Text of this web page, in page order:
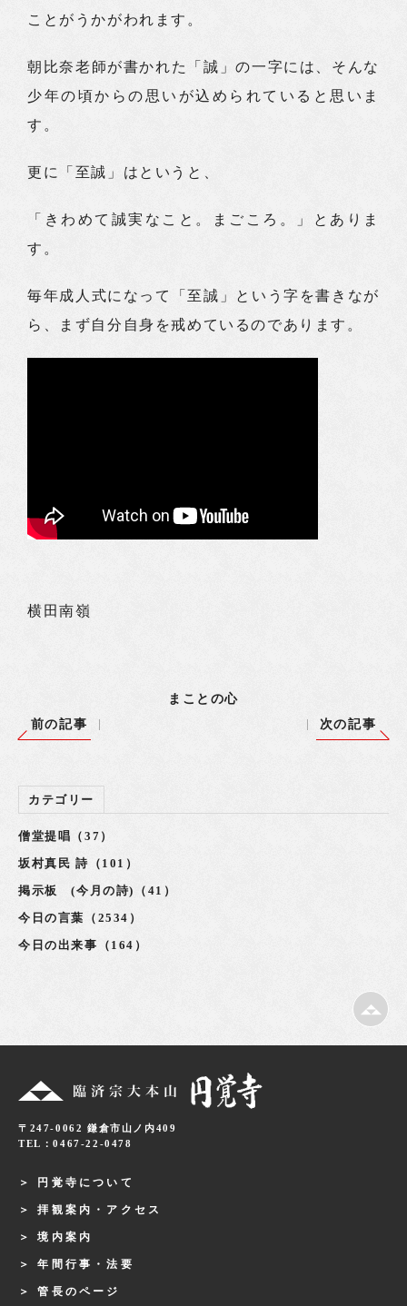
ことがうかがわれます。
朝比奈老師が書かれた「誠」の一字には、そんな
少年の頃からの思いが込められていると思いま
す。
更に「至誠」はというと、
「きわめて誠実なこと。まごころ。」とありま
す。
毎年成人式になって「至誠」という字を書きなが
ら、まず自分自身を戒めているのであります。
横田南嶺
まことの心
前の記事
次の記事
カテゴリー
僧堂提唱（37）
坂村真民 詩（101）
掲示板 (今月の詩)（41）
今日の言葉（2534）
今日の出来事（164）
〒247-0062 鎌倉市山ノ内409
TEL：0467-22-0478
円覚寺について
拝観案内・アクセス
境内案内
年間行事・法要
管長のページ